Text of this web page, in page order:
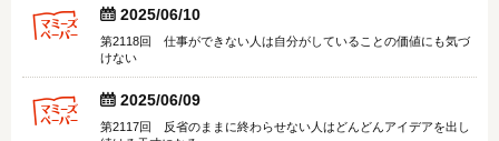
  2025/06/10
第2118回 仕事ができない人は自分がしていることの価値にも気づ
けない
  2025/06/09
第2117回 反省のままに終わらせない人はどんどんアイデアを出し